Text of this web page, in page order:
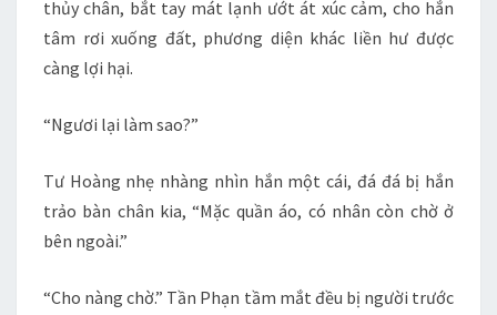
thủy chân, bắt tay mát lạnh ướt át xúc cảm, cho hắn
tâm rơi xuống đất, phương diện khác liền hư được
càng lợi hại.
“Ngươi lại làm sao?”
Tư Hoàng nhẹ nhàng nhìn hắn một cái, đá đá bị hắn
trảo bàn chân kia, “Mặc quần áo, có nhân còn chờ ở
bên ngoài.”
“Cho nàng chờ.” Tần Phạn tầm mắt đều bị người trước